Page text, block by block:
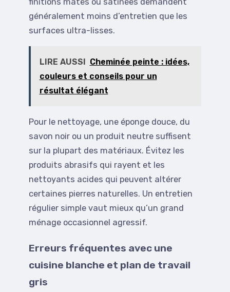
généralement moins d’entretien que les
surfaces ultra-lisses.
LIRE AUSSI Cheminée peinte : idées,
couleurs et conseils pour un
résultat élégant
Pour le nettoyage, une éponge douce, du
savon noir ou un produit neutre suffisent
sur la plupart des matériaux. Évitez les
produits abrasifs qui rayent et les
nettoyants acides qui peuvent altérer
certaines pierres naturelles. Un entretien
régulier simple vaut mieux qu’un grand
ménage occasionnel agressif.
Erreurs fréquentes avec une
cuisine blanche et plan de travail
gris